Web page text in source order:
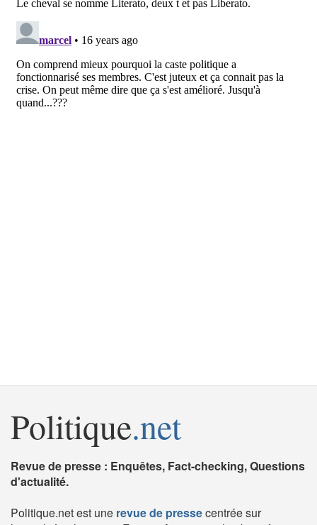
Politique.net
Revue de presse : Enquêtes, Fact-checking, Questions
d'actualité.
Politique.net est une revue de pressecentrée sur